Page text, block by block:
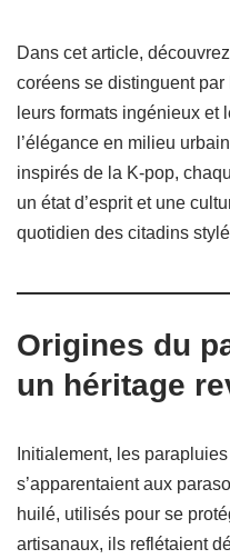
Dans cet article,
coréens se distinguent
leurs formats ingénieux et
l’élégance en milieu
inspirés de la K-pop,
un état d’esprit et une
quotidien des citadins
Origines du
un héritage
Initialement, les
s’apparentaient aux
huilé, utilisés pour se
artisanaux, ils reflétaient